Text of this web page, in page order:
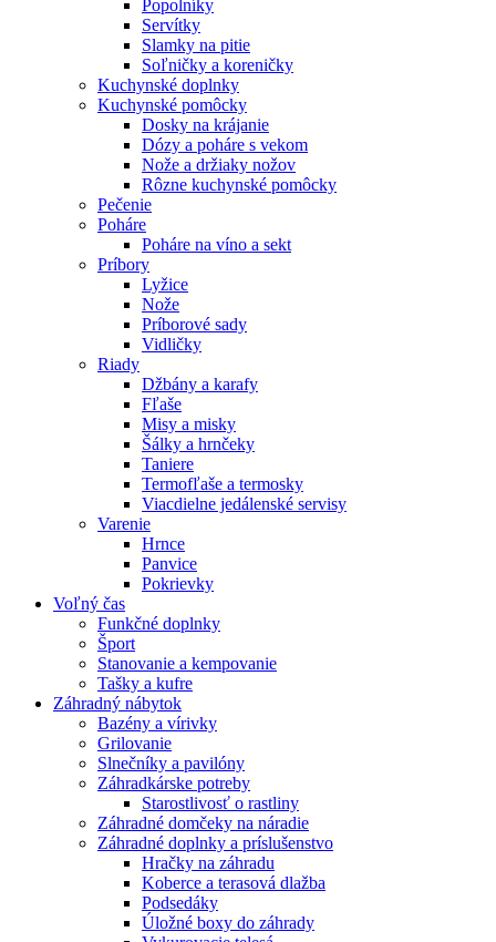
Popolníky
Servítky
Slamky na pitie
Soľničky a koreničky
Kuchynské doplnky
Kuchynské pomôcky
Dosky na krájanie
Dózy a poháre s vekom
Nože a držiaky nožov
Rôzne kuchynské pomôcky
Pečenie
Poháre
Poháre na víno a sekt
Príbory
Lyžice
Nože
Príborové sady
Vidličky
Riady
Džbány a karafy
Fľaše
Misy a misky
Šálky a hrnčeky
Taniere
Termofľaše a termosky
Viacdielne jedálenské servisy
Varenie
Hrnce
Panvice
Pokrievky
Voľný čas
Funkčné doplnky
Šport
Stanovanie a kempovanie
Tašky a kufre
Záhradný nábytok
Bazény a vírivky
Grilovanie
Slnečníky a pavilóny
Záhradkárske potreby
Starostlivosť o rastliny
Záhradné domčeky na náradie
Záhradné doplnky a príslušenstvo
Hračky na záhradu
Koberce a terasová dlažba
Podsedáky
Úložné boxy do záhrady